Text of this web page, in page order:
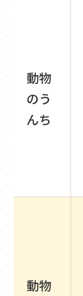
動物
のう
んち
動物